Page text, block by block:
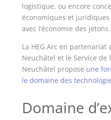
logistique, ou encore
économiques et
avec l’économie des jetons.
La HEG Arc en partenariat
Neuchâtel et le Service de
Neuchâtel propose une
le domaine des
Domaine